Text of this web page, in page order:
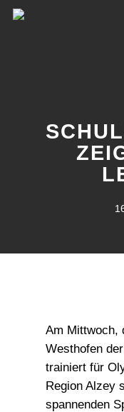
Skip
Am Mittwoch,
Westhofen
trainiert für
Region Alzey
spannenden